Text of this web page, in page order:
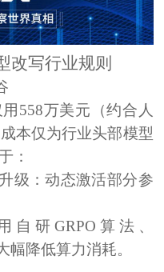
改写行业规则
558万美元（约合人
本仅为行业头部模型
：
级：动态激活部分参
研GRPO算法、
幅降低算力消耗。